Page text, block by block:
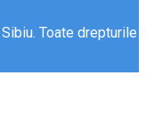
Toate drepturile